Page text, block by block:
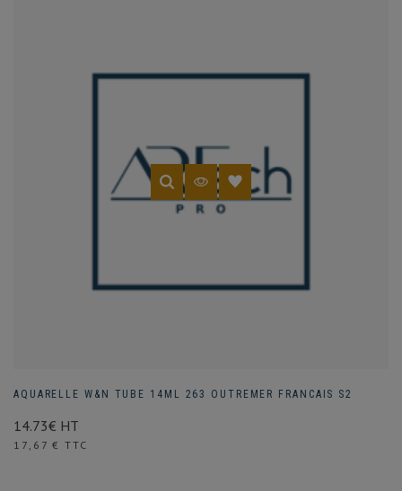
AQUARELLE W&N TUBE 14ML 263 OUTREMER FRANCAIS S2
14.73€ HT
Prix
17,67 € TTC